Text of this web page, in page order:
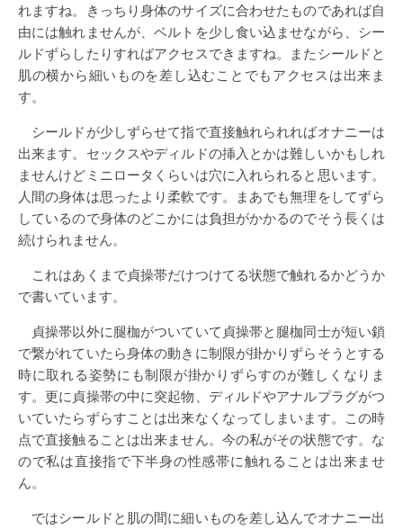
れますね。きっちり身体のサイズに合わせたものであれば自
由には触れませんが、ベルトを少し食い込ませながら、シー
ルドずらしたりすればアクセスできますね。またシールドと
肌の横から細いものを差し込むことでもアクセスは出来ま
す。
シールドが少しずらせて指で直接触れられればオナニーは
出来ます。セックスやディルドの挿入とかは難しいかもしれ
ませんけどミニロータくらいは穴に入れられると思います。
人間の身体は思ったより柔軟です。まあでも無理をしてずら
しているので身体のどこかには負担がかかるのでそう長くは
続けられません。
これはあくまで貞操帯だけつけてる状態で触れるかどうか
で書いています。
貞操帯以外に腿枷がついていて貞操帯と腿枷同士が短い鎖
で繋がれていたら身体の動きに制限が掛かりずらそうとする
時に取れる姿勢にも制限が掛かりずらすのが難しくなりま
す。更に貞操帯の中に突起物、ディルドやアナルプラグがつ
いていたらずらすことは出来なくなってしまいます。この時
点で直接触ることは出来ません。今の私がその状態です。な
ので私は直接指で下半身の性感帯に触れることは出来ませ
ん。
ではシールドと肌の間に細いものを差し込んでオナニー出